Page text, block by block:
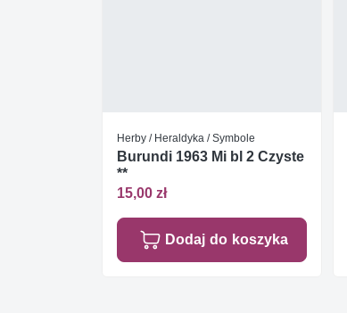
Herby / Heraldyka / Symbole
Burundi 1963 Mi bl 2 Czyste
**
15,00 zł
Dodaj do koszyka